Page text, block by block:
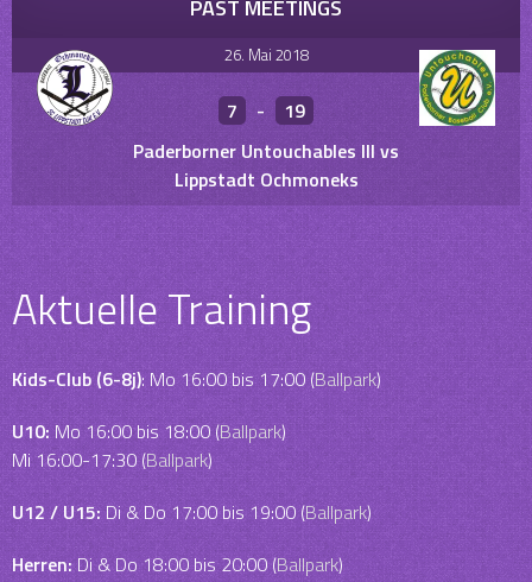
PAST MEETINGS
26. Mai 2018
7 -
19
Paderborner Untouchables III vs
Lippstadt Ochmoneks
Aktuelle Training
Kids-Club (6-8j): Mo 16:00 bis 17:00 (Ballpark)
U10: Mo 16:00 bis 18:00 (Ballpark)
Mi 16:00-17:30 (Ballpark)
U12 / U15: Di & Do 17:00 bis 19:00 (Ballpark)
Herren:Di & Do 18:00 bis 20:00 (Ballpark)